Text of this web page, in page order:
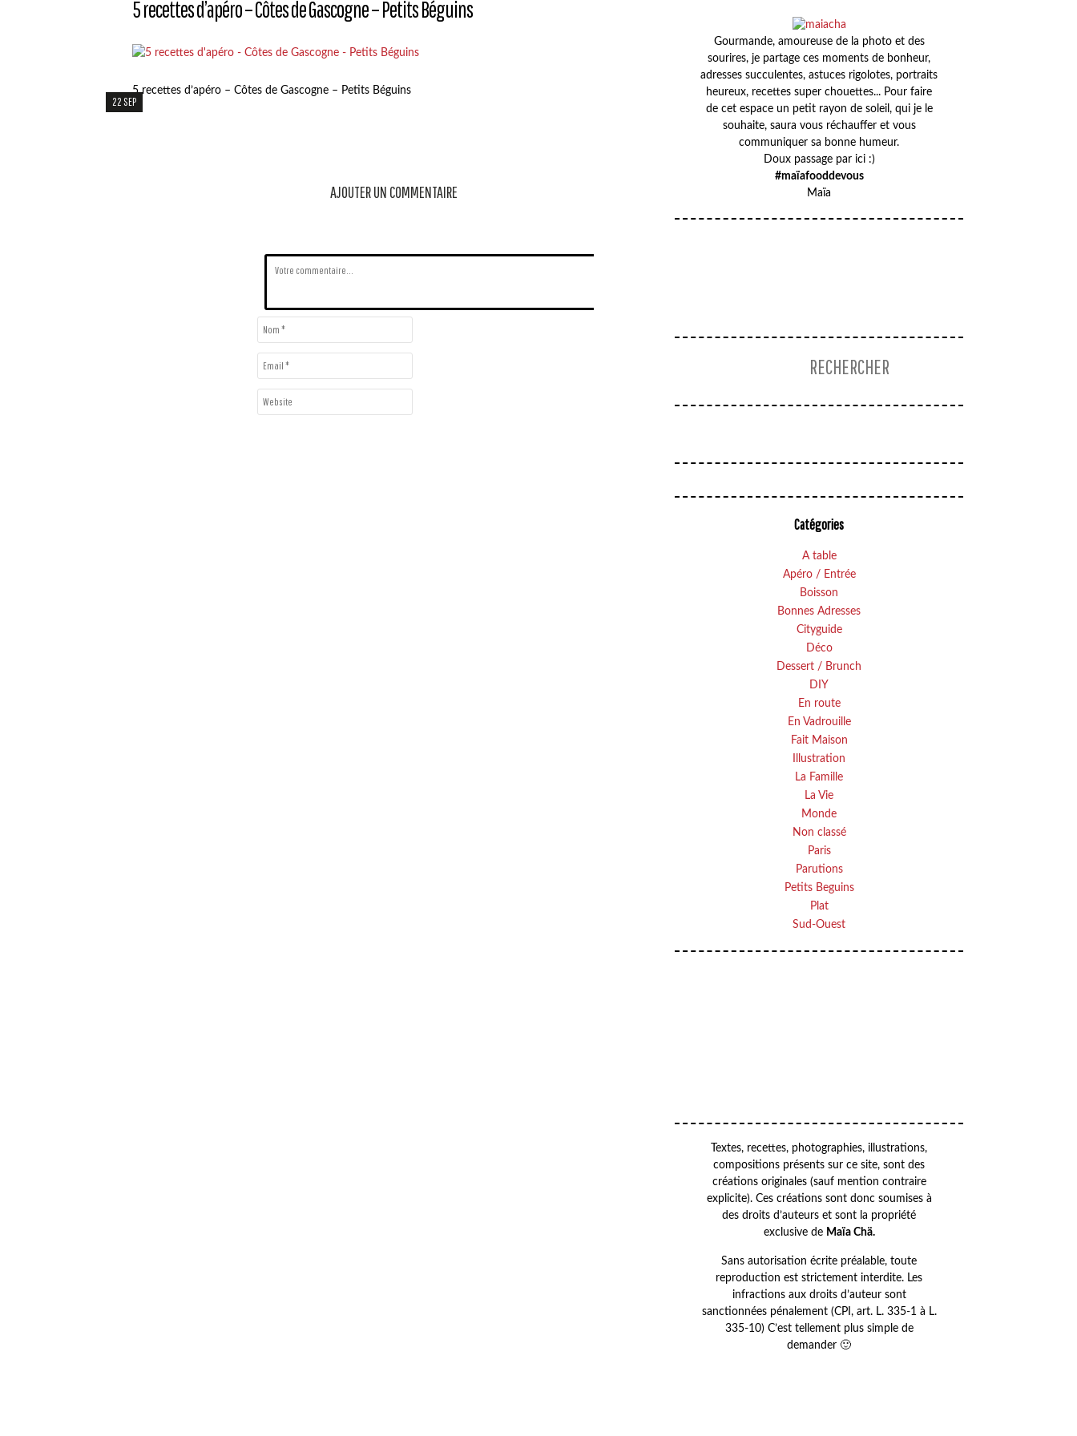
5 recettes d’apéro – Côtes de Gascogne – Petits Béguins
22 SEP
5 recettes d’apéro – Côtes de Gascogne – Petits Béguins
AJOUTER UN COMMENTAIRE
Gourmande, amoureuse de la photo et des
sourires, je partage ces moments de bonheur,
adresses succulentes, astuces rigolotes, portraits
heureux, recettes super chouettes... Pour faire
de cet espace un petit rayon de soleil, qui je le
souhaite, saura vous réchauffer et vous
communiquer sa bonne humeur.
Doux passage par ici :)
#maïafooddevous
Maïa
Catégories
A table
Apéro / Entrée
Boisson
Bonnes Adresses
Cityguide
Déco
Dessert / Brunch
DIY
En route
En Vadrouille
Fait Maison
Illustration
La Famille
La Vie
Monde
Non classé
Paris
Parutions
Petits Beguins
Plat
Sud-Ouest
Textes, recettes, photographies, illustrations,
compositions présents sur ce site, sont des
créations originales (sauf mention contraire
explicite). Ces créations sont donc soumises à
des droits d’auteurs et sont la propriété
exclusive de Maïa Chä.
Sans autorisation écrite préalable, toute
reproduction est strictement interdite. Les
infractions aux droits d’auteur sont
sanctionnées pénalement (CPI, art. L. 335-1 à L.
335-10) C’est tellement plus simple de
demander 🙂